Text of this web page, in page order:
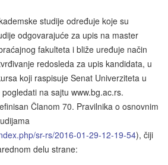
studije određuje koje su
odgovarajuće za upis na master
fakulteta i bliže uređuje način
redosleda za upis kandidata, u
koji raspisuje Senat Univerziteta u
na sajtu www.bg.ac.rs.
Članom 70. Pravilnika o osnovnim
sr-rs/2016-01-29-12-19-54), čiji
delu strane: